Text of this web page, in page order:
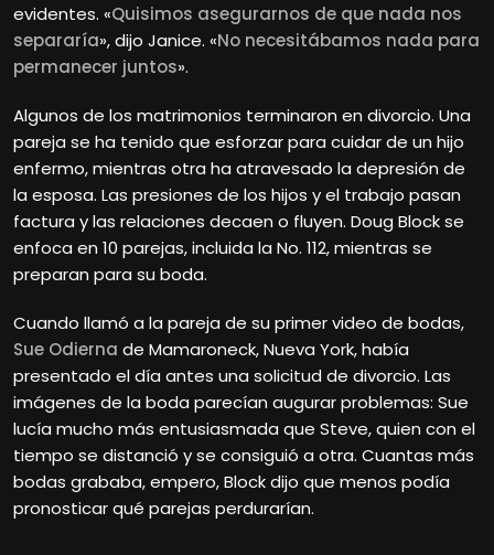
evidentes. «Quisimos asegurarnos de que nada nos
separaría», dijo Janice. «No necesitábamos nada para
permanecer juntos».
Algunos de los matrimonios terminaron en divorcio. Una
pareja se ha tenido que esforzar para cuidar de un hijo
enfermo, mientras otra ha atravesado la depresión de
la esposa. Las presiones de los hijos y el trabajo pasan
factura y las relaciones decaen o fluyen. Doug Block se
enfoca en 10 parejas, incluida la No. 112, mientras se
preparan para su boda.
Cuando llamó a la pareja de su primer video de bodas,
Sue Odierna de Mamaroneck, Nueva York, había
presentado el día antes una solicitud de divorcio. Las
imágenes de la boda parecían augurar problemas: Sue
lucía mucho más entusiasmada que Steve, quien con el
tiempo se distanció y se consiguió a otra. Cuantas más
bodas grababa, empero, Block dijo que menos podía
pronosticar qué parejas perdurarían.